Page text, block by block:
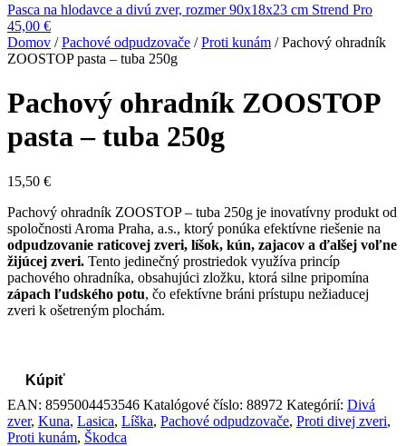
Pasca na hlodavce a divú zver, rozmer 90x18x23 cm Strend Pro
45,00 €
Domov /Pachové odpudzovače /Proti kunám / Pachový ohradník
ZOOSTOP pasta – tuba 250g
Pachový ohradník ZOOSTOP
pasta – tuba 250g
15,50 €
Pachový ohradník ZOOSTOP – tuba 250g je inovatívny produkt od
spoločnosti Aroma Praha, a.s., ktorý ponúka efektívne riešenie na
odpudzovanie raticovej zveri, líšok, kún, zajacov a ďalšej voľne
žijúcej zveri. Tento jedinečný prostriedok využíva princíp
pachového ohradníka, obsahujúci zložku, ktorá silne pripomína
zápach ľudského potu, čo efektívne bráni prístupu nežiaducej
zveri k ošetreným plochám.
Kúpiť
EAN: 8595004453546 Katalógové číslo: 88972 Kategórií: Divá
zver, Kuna, Lasica, Líška, Pachové odpudzovače, Proti divej zveri,
Proti kunám, Škodca